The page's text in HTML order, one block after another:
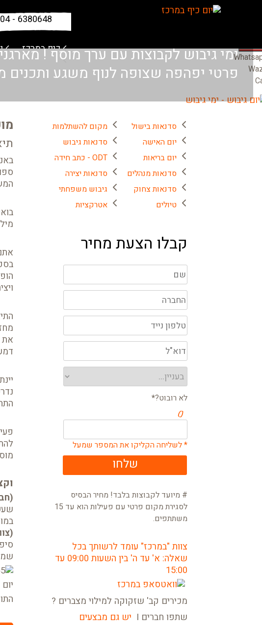
04 - 6380648
כיף במרכז
@
ימי גיבוש לקבוצות עם ערך מוסף !
פרטי יפהפה שצופה לנוף משגע ותכנים
סדנאות בישול
מקום להשתלמות
יום האישה
סדנאות גיבוש
יום בריאות
ODT - כתב חידה
סדנאות מנהלים
סדנאות יצירה
סדנאות צחוק
גיבוש משפחתי
טיולים
אטרקציות
קבלו הצעת מחיר
לא רובוט?*
* לשליחה הקליקו את המספר שמעל
שלחו
# מיועד לקבוצות בלבד! מחיר הבסיס
לסגירת מקום פרטי עם פעילות הוא עד 15
משתתפים.
צוות "במרכז" עומד לרשותך בכל
שאלה: א' עד ה' בין השעות 09:00 עד
15:00
מכירים קב' שזקוקה למילוי מצברים ?
שתפו חברים I
יש גם מבצעים
את